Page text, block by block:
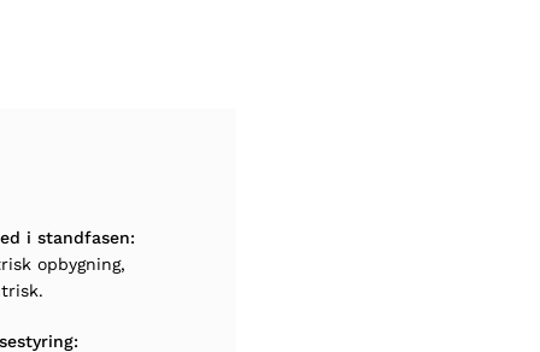
i standfasen:
opbygning,